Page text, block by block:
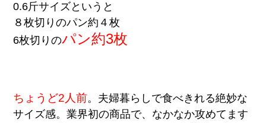
0.6斤サイズというと
８枚切りのパン約４枚
6枚切りのパン約3枚
ちょうど2人前。夫婦暮らしで食べきれる絶妙な
サイズ感。業界初の商品で、なかなか攻めてます